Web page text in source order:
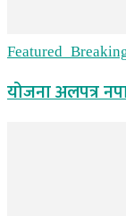
योजना अलपत्र